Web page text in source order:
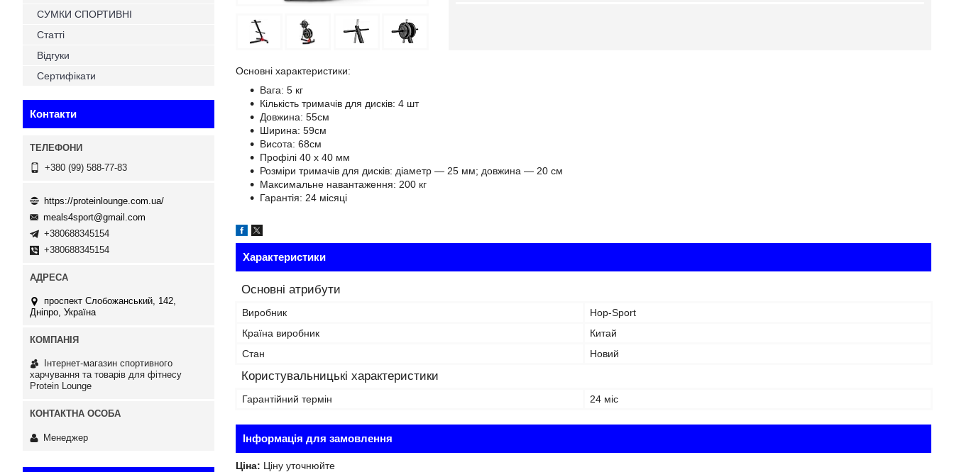
Основні характеристики:
Вага: 5 кг
Кількість тримачів для дисків: 4 шт
Довжина: 55см
Ширина: 59см
Висота: 68см
Профілі 40 х 40 мм
Розміри тримачів для дисків: діаметр — 25 мм; довжина — 20 см
Максимальне навантаження: 200 кг
Гарантія: 24 місяці
Характеристики
Основні атрибути
Виробник
Hop-Sport
Країна виробник
Китай
Стан
Новий
Користувальницькі характеристики
Гарантійний термін 24 міс
Інформація для замовлення
Ціна: Ціну уточнюйте
СУМКИ СПОРТИВНІ
Статті
Відгуки
Сертифікати
Контакти
+380 (99) 588-77-83
https://proteinlounge.com.ua/
meals4sport@gmail.com
+380688345154
+380688345154
проспект Слобожанський, 142,
Дніпро, Україна
Інтернет-магазин спортивного
харчування та товарів для фітнесу
Protein Lounge
Менеджер